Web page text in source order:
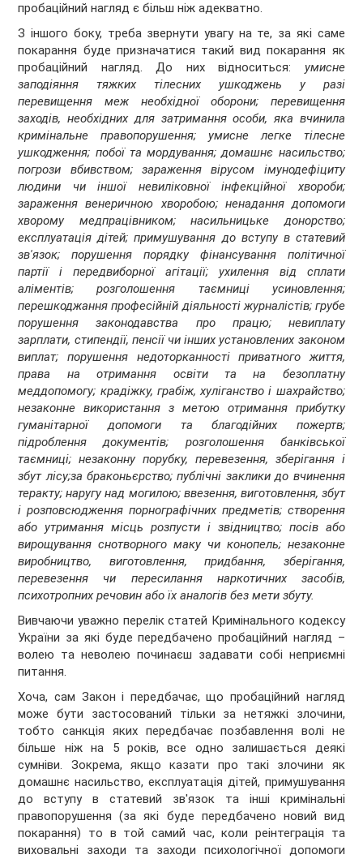
пробаційний нагляд є більш ніж адекватно.
З іншого боку, треба звернути увагу на те, за які саме
покарання буде призначатися такий вид покарання як
пробаційний нагляд. До них відноситься: умисне
заподіяння тяжких тілесних ушкоджень у разі
перевищення меж необхідної оборони; перевищення
заходів, необхідних для затримання особи, яка вчинила
кримінальне правопорушення; умисне легке тілесне
ушкодження; побої та мордування; домашнє насильство;
погрози вбивством; зараження вірусом імунодефіциту
людини чи іншої невиліковної інфекційної хвороби;
зараження венеричною хворобою; ненадання допомоги
хворому медпрацівником; насильницьке донорство;
експлуатація дітей; примушування до вступу в статевий
зв'язок; порушення порядку фінансування політичної
партії і передвиборної агітації; ухилення від сплати
аліментів; розголошення таємниці усиновлення;
перешкоджання професійній діяльності журналістів; грубе
порушення законодавства про працю; невиплату
зарплати, стипендії, пенсії чи інших установлених законом
виплат; порушення недоторканності приватного життя,
права на отримання освіти та на безоплатну
меддопомогу; крадіжку, грабіж, хуліганство і шахрайство;
незаконне використання з метою отримання прибутку
гуманітарної допомоги та благодійних пожертв;
підроблення документів; розголошення банківської
таємниці; незаконну порубку, перевезення, зберігання і
збут лісу;за браконьєрство; публічні заклики до вчинення
теракту; наругу над могилою; ввезення, виготовлення, збут
і розповсюдження порнографічних предметів; створення
або утримання місць розпусти і звідництво; посів або
вирощування снотворного маку чи конопель; незаконне
виробництво, виготовлення, придбання, зберігання,
перевезення чи пересилання наркотичних засобів,
психотропних речовин або їх аналогів без мети збуту.
Вивчаючи уважно перелік статей Кримінального кодексу
України за які буде передбачено пробаційний нагляд –
волею та неволею починаєш задавати собі неприємні
питання.
Хоча, сам Закон і передбачає, що пробаційний нагляд
може бути застосований тільки за нетяжкі злочини,
тобто санкція яких передбачає позбавлення волі не
більше ніж на 5 років, все одно залишається деякі
сумніви. Зокрема, якщо казати про такі злочини як
домашнє насильство, експлуатація дітей, примушування
до вступу в статевий зв'язок та інші кримінальні
правопорушення (за які буде передбачено новий вид
покарання) то в той самий час, коли реінтеграція та
виховальні заходи та заходи психологічної допомоги